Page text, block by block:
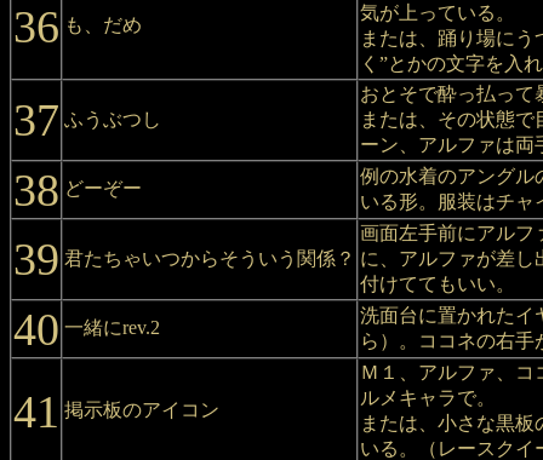
36 も、だめ
気が上っている。
または、踊り場に
く”とかの文字を入
37 ふうぶつし
おとそで酔っ払って
または、その状態
ーン、アルファは両
38 どーぞー
例の水着のアングル
いる形。服装はチャ
39 君たちゃいつからそういう関係？
画面左手前にアルフ
に、アルファが差し
付けててもいい。
40 一緒にrev.2
洗面台に置かれたイ
ら）。ココネの右
41 掲示板のアイコン
Ｍ１、アルファ、コ
ルメキャラで。
または、小さな黒
いる。（レースクイ